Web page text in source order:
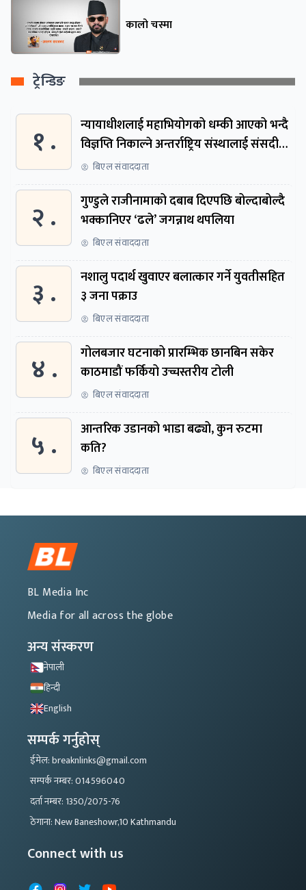
कालो चस्मा
ट्रेन्डिङ
१ .
न्यायाधीशलाई महाभियोगको धम्की आएको भन्दै
विज्ञप्ति निकाल्ने अन्तर्राष्ट्रिय संस्थालाई संसदीय
समितिमा बोलाइयो
बिएल संवाददाता
२ .
गुण्डुले राजीनामाको दबाब दिएपछि बोल्दाबोल्दै
भक्कानिएर ‘ढले’ जगन्नाथ थपलिया
बिएल संवाददाता
३ .
नशालु पदार्थ खुवाएर बलात्कार गर्ने युवतीसहित
३ जना पक्राउ
बिएल संवाददाता
४ .
गोलबजार घटनाको प्रारम्भिक छानबिन सकेर
काठमाडौं फर्कियो उच्चस्तरीय टोली
बिएल संवाददाता
५ .
आन्तरिक उडानको भाडा बढ्यो, कुन रुटमा
कति?
बिएल संवाददाता
BL Media Inc
Media for all across the globe
अन्य संस्करण
नेपाली
हिन्दी
English
सम्पर्क गर्नुहोस्
ईमेल: breaknlinks@gmail.com
सम्पर्क नम्बर: 014596040
दर्ता नम्बर: 1350/2075-76
ठेगाना: New Baneshowr,10 Kathmandu
Connect with us